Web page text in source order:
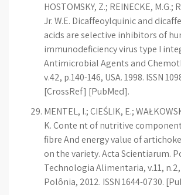
HOSTOMSKY, Z.; REINECKE, M.G.;
Jr. W.E. Dicaffeoylquinic and
acids are selective inhibitors of
immunodeficiency virus type I
Antimicrobial Agents and
v.42, p.140-146, USA. 1998. ISSN
[CrossRef] [PubMed].
MENTEL, I.; CIEŚLIK, E.;
K. Conte nt of nutritive
fibre And energy value of
on the variety. Acta Scientiarum.
Technologia Alimentaria, v.11,
Polônia, 2012. ISSN 1644-0730.